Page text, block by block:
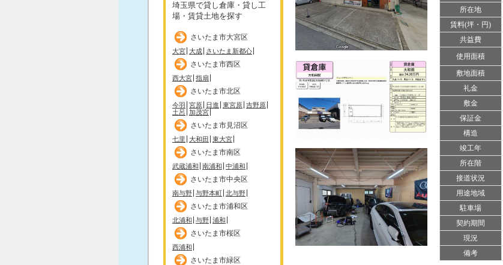
埼玉県で貸し倉庫・貸し工
場・賃貸土地を探す
さいたま市大宮区
大宮 大成 さいたま新都心
さいたま市西区
西大宮 指扇
さいたま市北区
今羽 宮原 日進 東宮原 吉野原
土呂 加茂宮
さいたま市見沼区
七里 大和田 東大宮
さいたま市南区
武蔵浦和 南浦和 中浦和
さいたま市中央区
南与野 与野本町 北与野
さいたま市浦和区
北浦和 与野 浦和
さいたま市桜区
西浦和
さいたま市緑区
所在地
賃料(坪・円)
共益費
使用面積
敷地面積
礼金
敷金
保証金
構造
竣工年
所在階
接道状況
用途地域
駐車場
契約期間
現況
備考